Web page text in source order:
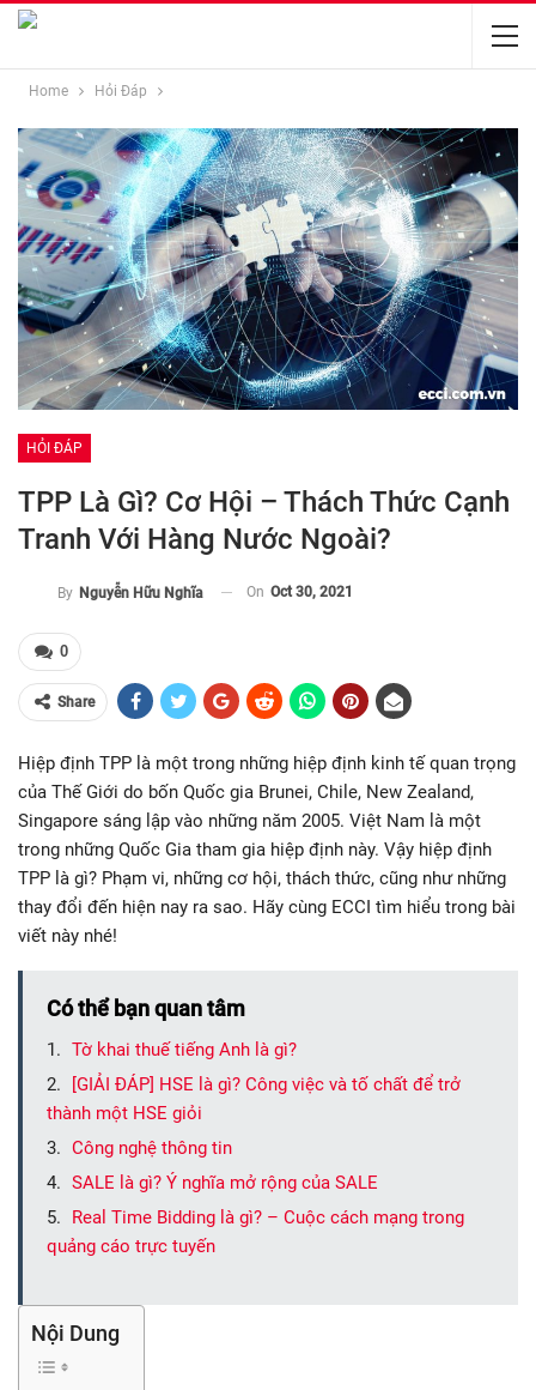
Home Hỏi Đáp
HỎI ĐÁP
TPP Là Gì? Cơ Hội – Thách Thức Cạnh
Tranh Với Hàng Nước Ngoài?
By Nguyễn Hữu Nghĩa On Oct 30, 2021
0
Share
Hiệp định TPP là một trong những hiệp định kinh tế quan trọng
của Thế Giới do bốn Quốc gia Brunei, Chile, New Zealand,
Singapore sáng lập vào những năm 2005. Việt Nam là một
trong những Quốc Gia tham gia hiệp định này. Vậy hiệp định
TPP là gì? Phạm vi, những cơ hội, thách thức, cũng như những
thay đổi đến hiện nay ra sao. Hãy cùng ECCI tìm hiểu trong bài
viết này nhé!
Có thể bạn quan tâm
Tờ khai thuế tiếng Anh là gì?
[GIẢI ĐÁP] HSE là gì? Công việc và tố chất để trở
thành một HSE giỏi
Công nghệ thông tin
SALE là gì? Ý nghĩa mở rộng của SALE
Real Time Bidding là gì? – Cuộc cách mạng trong
quảng cáo trực tuyến
Nội Dung